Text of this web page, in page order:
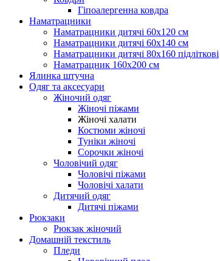
Гіпоалергенна ковдра
Наматрацники
Наматрацники дитячі 60х120 см
Наматрацники дитячі 60х140 см
Наматрацники дитячі 80х160 підліткові
Наматрацник 160х200 см
Ялинка штучна
Одяг та аксесуари
Жіночий одяг
Жіночі піжами
Жіночі халати
Костюми жіночі
Туніки жіночі
Сорочки жіночі
Чоловічий одяг
Чоловічі піжами
Чоловічі халати
Дитячий одяг
Дитячі піжами
Рюкзаки
Рюкзак жіночий
Домашній текстиль
Пледи